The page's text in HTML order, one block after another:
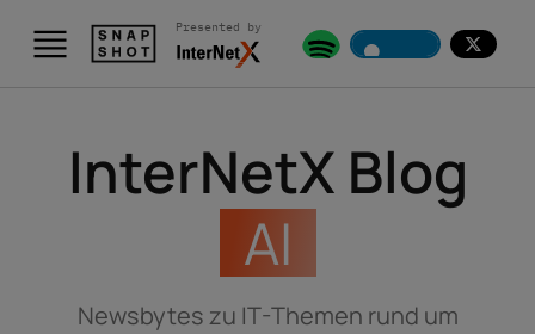
Presented by
InterNetX Blog
Interviews
Newsbytes zu IT-Themen rund um